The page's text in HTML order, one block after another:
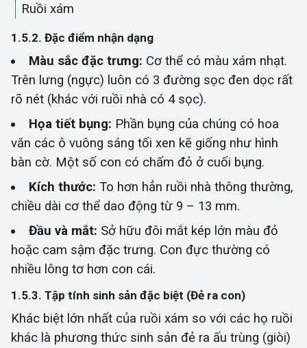
Ruồi xám
1.5.2. Đặc điểm nhận dạng
Màu sắc đặc trưng: Cơ thể có màu xám nhạt.
Trên lưng (ngực) luôn có 3 đường sọc đen dọc rất
rõ nét (khác với ruồi nhà có 4 sọc).
Họa tiết bụng: Phần bụng của chúng có hoa
văn các ô vuông sáng tối xen kẽ giống như hình
bàn cờ. Một số con có chấm đỏ ở cuối bụng.
Kích thước: To hơn hẳn ruồi nhà thông thường,
chiều dài cơ thể dao động từ 9 – 13 mm.
Đầu và mắt: Sở hữu đôi mắt kép lớn màu đỏ
hoặc cam sậm đặc trưng. Con đực thường có
nhiều lông tơ hơn con cái.
1.5.3. Tập tính sinh sản đặc biệt (Đẻ ra con)
Khác biệt lớn nhất của ruồi xám so với các họ ruồi
khác là phương thức sinh sản đẻ ra ấu trùng (giòi)